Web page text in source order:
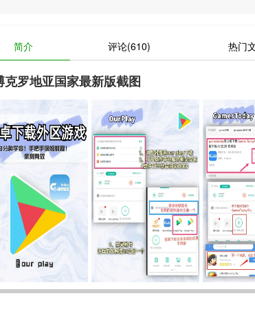
简介 评论(610) 热门
克罗地亚国家最新版截图